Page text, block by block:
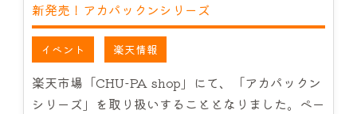
新発売！アカパックンシリーズ
イベント 楽天情報
楽天市場「CHU-PA shop」にて、「アカパックン
シリーズ」を取り扱いすることとなりました。ペー